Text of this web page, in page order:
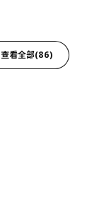
查看全部(86)